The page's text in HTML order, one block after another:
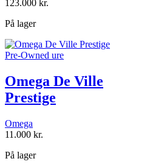
123.000 kr.
På lager
Pre-Owned ure
Omega De Ville
Prestige
Omega
11.000 kr.
På lager